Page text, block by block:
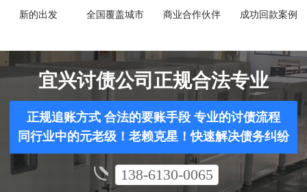
新的出发 全国覆盖城市 商业合作伙伴 成功回款案例
宜兴讨债公司正规合法专业
正规追账方式 合法的要账手段 专业的讨债流程
同行业中的元老级！老赖克星！快速解决债务纠纷
138-6130-0065